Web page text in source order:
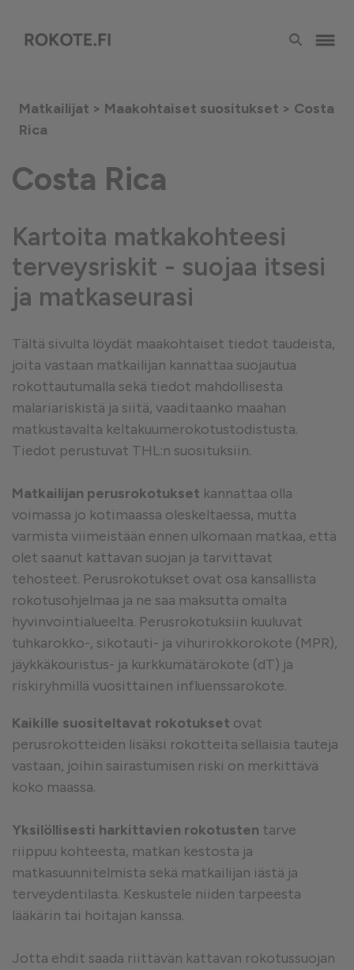
Matkailijat > Maakohtaiset suositukset > Costa
Rica
Costa Rica
Kartoita matkakohteesi
terveysriskit - suojaa itsesi
ja matkaseurasi
Tältä sivulta löydät maakohtaiset tiedot taudeista,
joita vastaan matkailijan kannattaa suojautua
rokottautumalla sekä tiedot mahdollisesta
malariariskistä ja siitä, vaaditaanko maahan
matkustavalta keltakuumerokotustodistusta.
Tiedot perustuvat THL:n suosituksiin.
Matkailijan perusrokotukset kannattaa olla
voimassa jo kotimaassa oleskeltaessa, mutta
varmista viimeistään ennen ulkomaan matkaa, että
olet saanut kattavan suojan ja tarvittavat
tehosteet. Perusrokotukset ovat osa kansallista
rokotusohjelmaa ja ne saa maksutta omalta
hyvinvointialueelta. Perusrokotuksiin kuuluvat
tuhkarokko-, sikotauti- ja vihurirokkorokote (MPR),
jäykkäkouristus- ja kurkkumätärokote (dT) ja
riskiryhmillä vuosittainen influenssarokote.
Kaikille suositeltavat rokotukset ovat
perusrokotteiden lisäksi rokotteita sellaisia tauteja
vastaan, joihin sairastumisen riski on merkittävä
koko maassa.
Yksilöllisesti harkittavien rokotusten tarve
riippuu kohteesta, matkan kestosta ja
matkasuunnitelmista sekä matkailijan iästä ja
terveydentilasta. Keskustele niiden tarpeesta
lääkärin tai hoitajan kanssa.
Jotta ehdit saada riittävän kattavan rokotussuojan